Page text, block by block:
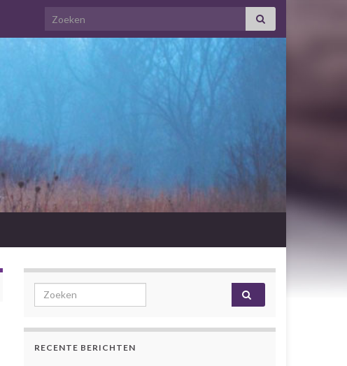
Search for:
Search for:
RECENTE BERICHTEN